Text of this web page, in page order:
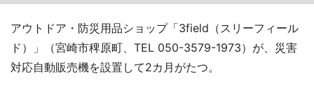
アウトドア・防災用品ショップ「3field（スリーフィール
ド）」（宮崎市稗原町、TEL 050-3579-1973）が、災害
対応自動販売機を設置して2カ月がたつ。